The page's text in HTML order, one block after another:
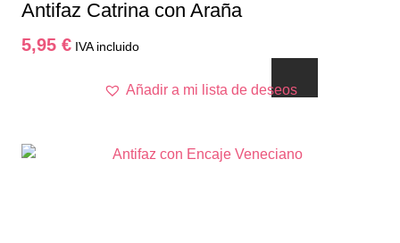
Antifaz Catrina con Araña
5,95 € IVA incluido
Añadir a mi lista de deseos